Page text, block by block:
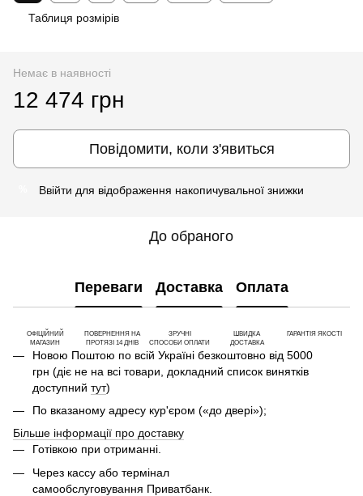
Таблиця розмірів
Немає в наявності
12 474 грн
Повідомити, коли з'явиться
Ввійти для відображення накопичувальної знижки
До обраного
Переваги Доставка Оплата
ОФІЦІЙНИЙ
МАГАЗИН
ПОВЕРНЕННЯ НА
ПРОТЯЗІ 14 ДНІВ
ЗРУЧНІ
СПОСОБИ ОПЛАТИ
ШВИДКА
ДОСТАВКА
ГАРАНТІЯ ЯКОСТІ
Новою Поштою по всій Україні безкоштовно від 5000
грн (діє не на всі товари, докладний список винятків
доступний тут)
По вказаному адресу кур'єром («до двері»);
Більше інформації про доставку
Готівкою при отриманні.
Через кассу або термінал
самообслуговування Приватбанк.